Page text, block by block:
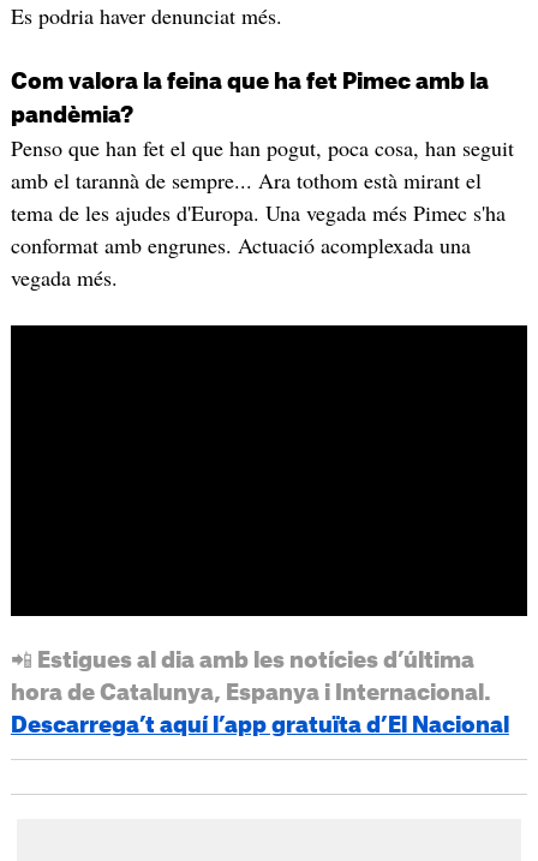
Es podria haver denunciat més.
Com valora la feina que ha fet Pimec amb la
pandèmia?
Penso que han fet el que han pogut, poca cosa, han seguit
amb el tarannà de sempre... Ara tothom està mirant el
tema de les ajudes d'Europa. Una vegada més Pimec s'ha
conformat amb engrunes. Actuació acomplexada una
vegada més.
📲 Estigues al dia amb les notícies d’última
hora de Catalunya, Espanya i Internacional.
Descarrega’t aquí l’app gratuïta d’El Nacional